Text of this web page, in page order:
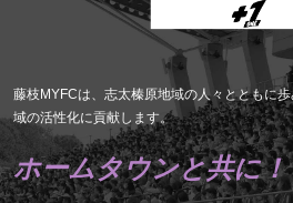
藤枝MYFCは、志太榛原地域の人々とともに
域の活性化に貢献します。
ホームタウンと共に！